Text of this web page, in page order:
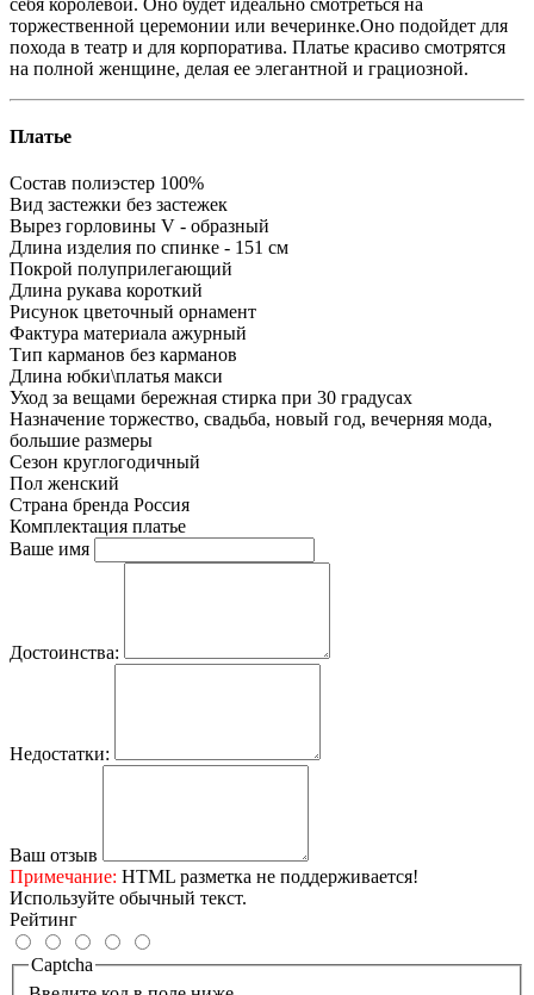
торжественной церемонии или вечеринке.Оно подойдет для
похода в театр и для корпоратива. Платье красиво смотрятся
на полной женщине, делая ее элегантной и грациозной.
Платье
Состав полиэстер 100%
Вид застежки без застежек
Вырез горловины V - образный
Длина изделия по спинке - 151 см
Покрой полуприлегающий
Длина рукава короткий
Рисунок цветочный орнамент
Фактура материала ажурный
Тип карманов без карманов
Длина юбки\платья макси
Уход за вещами бережная стирка при 30 градусах
Назначение торжество, свадьба, новый год, вечерняя мода,
большие размеры
Сезон круглогодичный
Пол женский
Страна бренда Россия
Комплектация платье
Ваше имя
Достоинства:
Недостатки:
Ваш отзыв
Примечание: HTML разметка не поддерживается!
Используйте обычный текст.
Рейтинг
Captcha